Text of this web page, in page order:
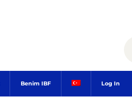
Benim IBF Log In